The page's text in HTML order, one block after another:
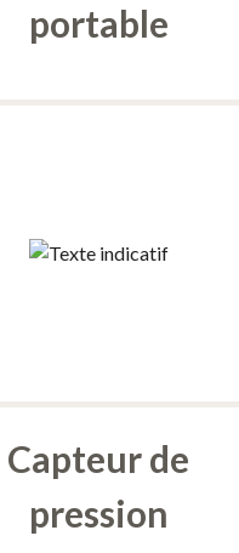
portable
Capteur de
pression